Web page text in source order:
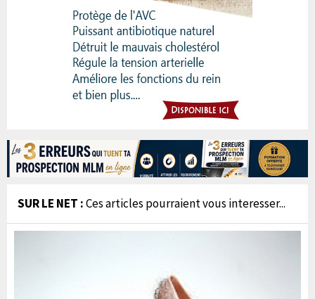
SUR LE NET :Ces articles pourraient vous interesser...